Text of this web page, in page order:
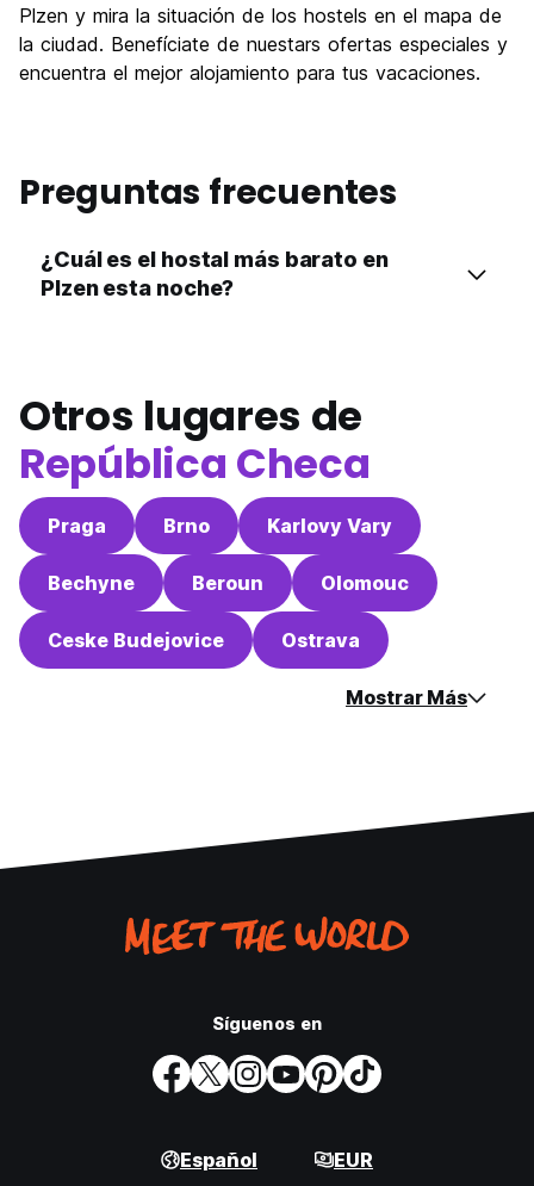
Fiesta
10.0
Calidad Precio
8.0
Plzen y mira la situación de los hostels en el mapa de
la ciudad. Benefíciate de nuestars ofertas especiales y
encuentra el mejor alojamiento para tus vacaciones.
Preguntas frecuentes
¿Cuál es el hostal más barato en
Plzen esta noche?
Otros lugares de
República Checa
Praga Brno Karlovy Vary
Bechyne Beroun Olomouc
Ceske Budejovice Ostrava
Mostrar Más
Síguenos en
Español EUR